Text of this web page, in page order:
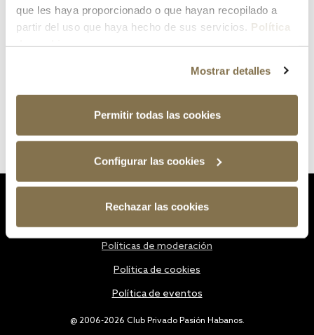
que les haya proporcionado o que hayan recopilado a
partir del uso que haya hecho de sus servicios. Política
Mostrar detalles
Permitir todas las cookies
Configurar las cookies
Rechazar las cookies
@ 2006-2026 Club Privado Pasión Habanos.
Políticas de moderación
Política de cookies
Política de eventos